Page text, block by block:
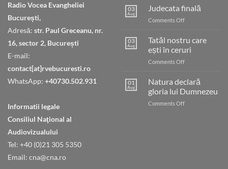
Radio Vocea Evangheliei
București,
Adresă: str. Paul Greceanu, nr.
16, sector 2, București
E-mail:
contact[at]rvebucuresti.ro
WhatsApp: +40730.502.931
Informatii legale
Consiliul Naţional al
Audiovizualului
Tel: +40 (0)21 305 5350
Email: cna@cna.ro
03
Aug
Judecata finală
Comments Offon
03
Aug
Tatăl nostru care
ești în ceruri
Comments Offon
nostru
care
ești
în
01
Aug
Natura declară
gloria lui Dumnezeu
Comments Offon